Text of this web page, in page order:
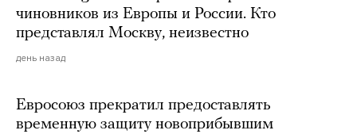
чиновников из Европы и России. Кто
представлял Москву, неизвестно
день назад
Евросоюз прекратил предоставлять
временную защиту новоприбывшим